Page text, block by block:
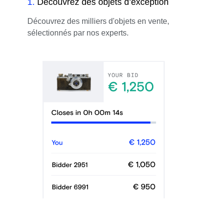
Découvrez des milliers d'objets en vente,
sélectionnés par nos experts.